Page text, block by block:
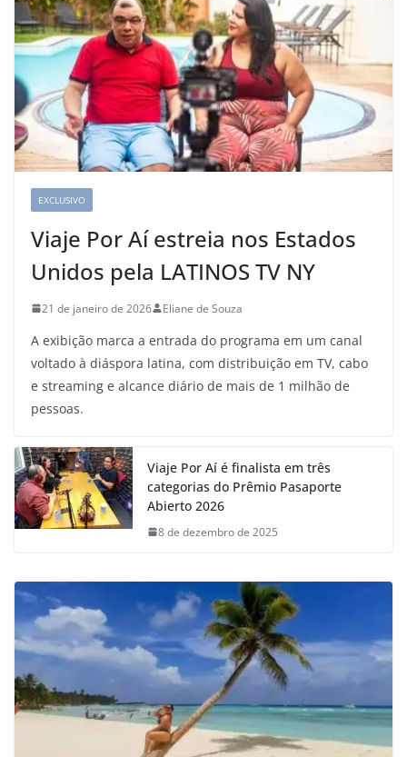
EXCLUSIVO
Viaje Por Aí estreia nos Estados
Unidos pela LATINOS TV NY
21 de janeiro de 2026 Eliane de Souza
A exibição marca a entrada do programa em um canal
voltado à diáspora latina, com distribuição em TV, cabo
e streaming e alcance diário de mais de 1 milhão de
pessoas.
Viaje Por Aí é finalista em três
categorias do Prêmio Pasaporte
Abierto 2026
8 de dezembro de 2025